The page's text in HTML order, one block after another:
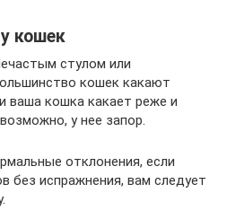
кошек
стулом или
кошек какают
ваша кошка какает реже и
у нее запор.
отклонения, если
без испражнения, вам следует